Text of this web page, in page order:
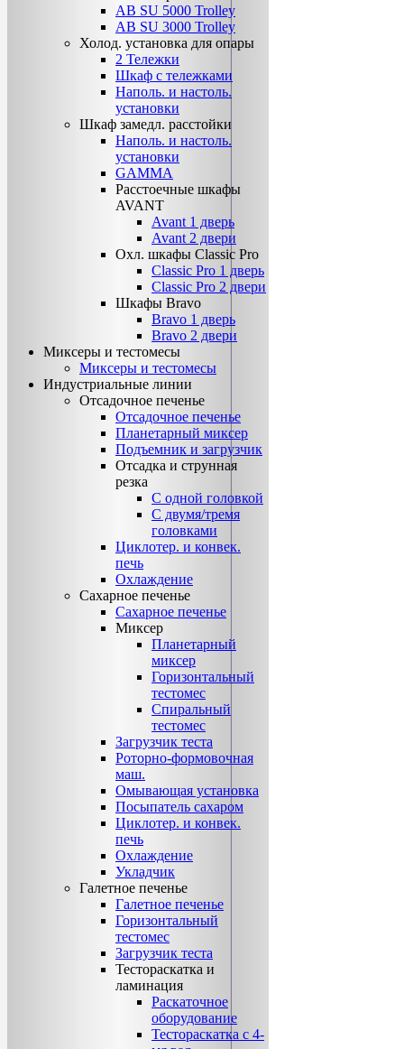
AB SU 5000 Trolley
AB SU 3000 Trolley
Холод. установка для опары
2 Тележки
Шкаф с тележками
Наполь. и настоль.
установки
Шкаф замедл. расстойки
Наполь. и настоль.
установки
GAMMA
Расстоечные шкафы
AVANT
Avant 1 дверь
Avant 2 двери
Охл. шкафы Classiс Pro
Classic Pro 1 дверь
Classic Pro 2 двери
Шкафы Bravo
Bravo 1 дверь
Bravo 2 двери
Миксеры и тестомесы
Миксеры и тестомесы
Индустриальные линии
Отсадочное печенье
Отсадочное печенье
Планетарный миксер
Подъемник и загрузчик
Отсадка и струнная
резка
С одной головкой
С двумя/тремя
головками
Циклотер. и конвек.
печь
Охлаждение
Сахарное печенье
Сахарное печенье
Миксер
Планетарный
миксер
Горизонтальный
тестомес
Спиральный
тестомес
Загрузчик теста
Роторно-формовочная
маш.
Омывающая установка
Посыпатель сахаром
Циклотер. и конвек.
печь
Охлаждение
Укладчик
Галетное печенье
Галетное печенье
Горизонтальный
тестомес
Загрузчик теста
Тестораскатка и
ламинация
Раскаточное
оборудование
Тестораскатка с 4-